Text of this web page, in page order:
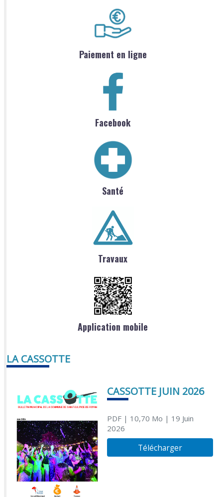
Paiement en ligne
Facebook
Santé
Travaux
Application mobile
LA CASSOTTE
CASSOTTE JUIN 2026
PDF| 10,70 Mo | 19 Juin
2026
Télécharger